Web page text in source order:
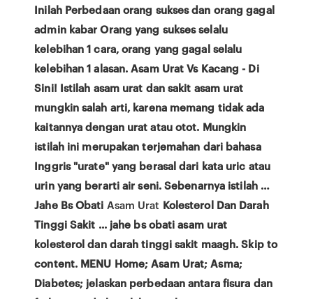
Inilah Perbedaan orang sukses dan orang gagal
admin kabar Orang yang sukses selalu
kelebihan 1 cara, orang yang gagal selalu
kelebihan 1 alasan. Asam Urat Vs Kacang - Di
Sini! Istilah asam urat dan sakit asam urat
mungkin salah arti, karena memang tidak ada
kaitannya dengan urat atau otot. Mungkin
istilah ini merupakan terjemahan dari bahasa
Inggris "urate" yang berasal dari kata uric atau
urin yang berarti air seni. Sebenarnya istilah …
Jahe Bs Obati Asam Urat Kolesterol Dan Darah
Tinggi Sakit ... jahe bs obati asam urat
kolesterol dan darah tinggi sakit maagh. Skip to
content. MENU Home; Asam Urat; Asma;
Diabetes; jelaskan perbedaan antara fisura dan